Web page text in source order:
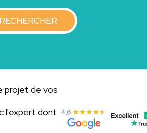
RECHERCHER
projet de vos
l'expert dont